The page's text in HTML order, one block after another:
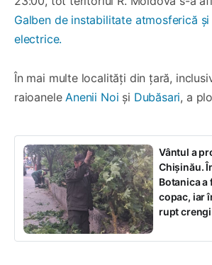
Galben de instabilitate atmosferică
electrice.
În mai multe localități din țară,
raioanele Anenii Noi și Dubăsari, a
Vântul a
Chișinău.
Botanica
copac, iar
rupt crengi